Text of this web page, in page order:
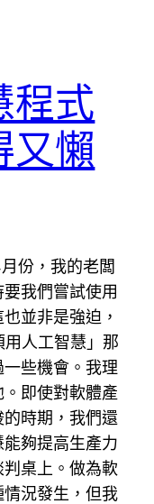
程式
又懶
份，我的老闆
要我們嘗試使用
並非是強迫，
人工智慧」那
些機會。我理
即使對軟體產
時期，我們還
夠提高生產力
桌上。做為軟
況發生，但我